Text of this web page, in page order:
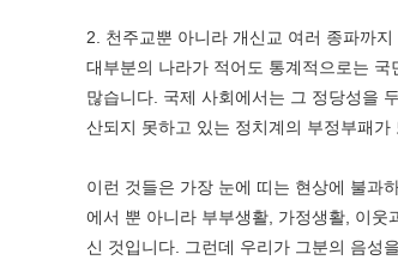
2. 천주교뿐 아니라 개신교 여러 종파까
대부분의 나라가 적어도 통계적으로는
많습니다. 국제 사회에서는 그 정당성을
산되지 못하고 있는 정치계의 부정부패가
이런 것들은 가장 눈에 띠는 현상에 불과
에서 뿐 아니라 부부생활, 가정생활, 이
신 것입니다. 그런데 우리가 그분의 음성